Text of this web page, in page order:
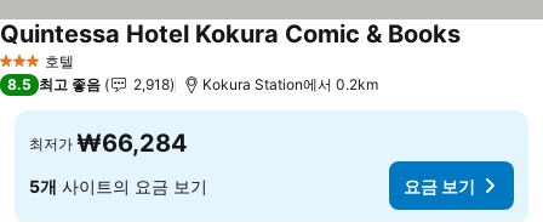
3 성급 호텔
Quintessa Hotel Kokura Comic & Books
8.5 최고 좋음 2,918 Kokura Station에서 0.2km
최저가 ₩66,284
5개 사이트의 요금 보기 요금 보기